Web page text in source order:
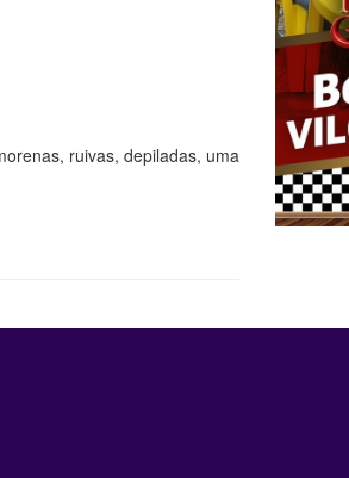
ruivas, depiladas, uma